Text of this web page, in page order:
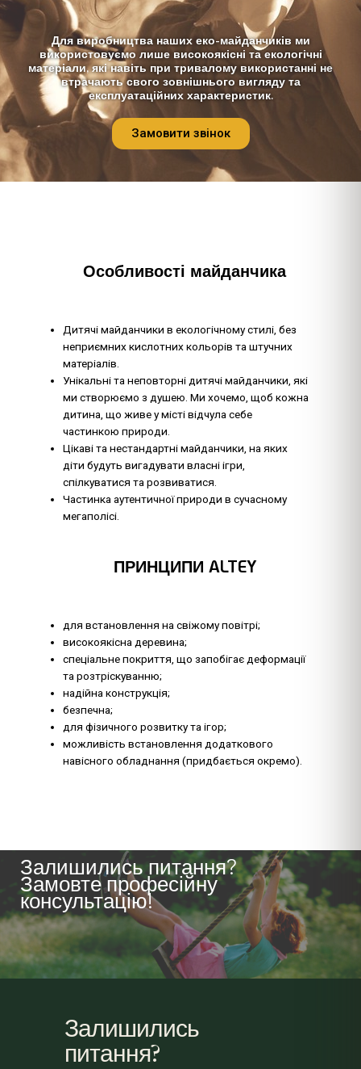
Для виробництва наших еко-майданчиків ми
використовуємо лише високоякісні та екологічні
матеріали, які навіть при тривалому використанні не
втрачають свого зовнішнього вигляду та
експлуатаційних характеристик.
Замовити звінок
Особливості майданчика
Дитячі майданчики в екологічному стилі, без
неприємних кислотних кольорів та штучних
матеріалів.
Унікальні та неповторні дитячі майданчики, які
ми створюємо з душею. Ми хочемо, щоб кожна
дитина, що живе у місті відчула себе
частинкою природи.
Цікаві та нестандартні майданчики, на яких
діти будуть вигадувати власні ігри,
спілкуватися та розвиватися.
Частинка аутентичної природи в сучасному
мегаполісі.
ПРИНЦИПИ ALTEY
для встановлення на свіжому повітрі;
високоякісна деревина;
спеціальне покриття, що запобігає деформації
та розтріскуванню;
надійна конструкція;
безпечна;
для фізичного розвитку та ігор;
можливість встановлення додаткового
навісного обладнання (придбається окремо).
Залишились питання?
Замовте професійну
консультацію!
Залишились
питання?